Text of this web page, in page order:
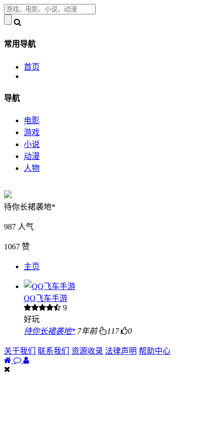
常用导航
首页
导航
电影
游戏
小说
动漫
人物
待你长裙袭地*
987 人气
1067 赞
主页
QQ飞车手游
9
好玩
待你长裙袭地* 7年前 117 0
关于我们 联系我们 资源收录 法律声明 帮助中心